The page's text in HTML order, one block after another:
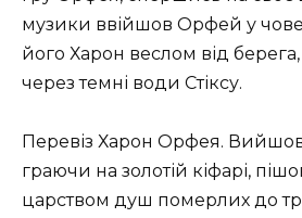
музики ввійшов Орфей у
його Харон веслом від
через темні води Стіксу.
Перевіз Харон Орфея. Вийшов
граючи на золотій кіфарі,
царством душ померлих до